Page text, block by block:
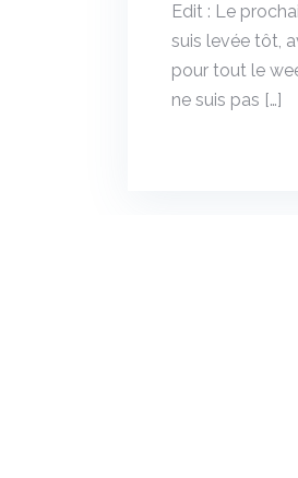
Edit : Le
suis levée tôt,
pour tout le
ne suis pas […]